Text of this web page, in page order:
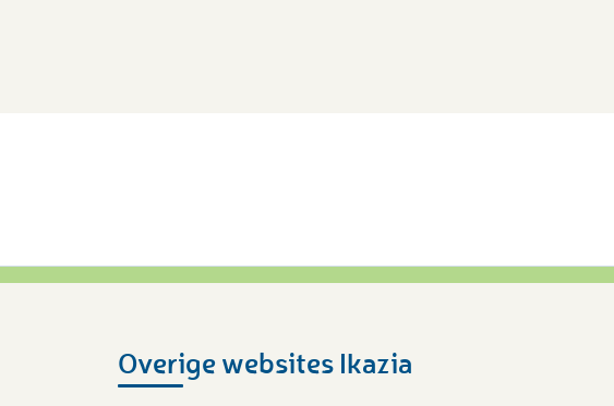
Overige websites Ikazia